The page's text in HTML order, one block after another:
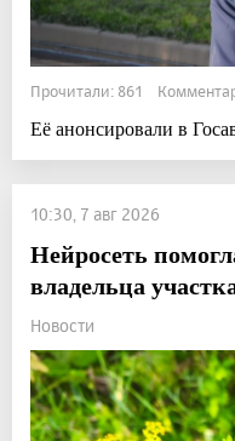
Прочитали: 861
Её анонсировали в
10:30, 7 авг 2026
Нейросеть
владельца
Новости